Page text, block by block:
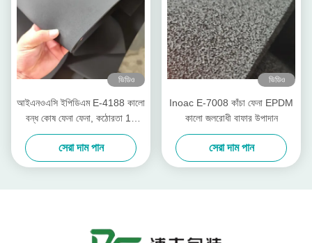
ভিডিও
আইএনওএসি ইপিডিএম E-4188 কালো
বন্ধ কোষ ফেনা ফেনা, কঠোরতা 10
Asker-c
সেরা দাম পান
ভিডিও
Inoac E-7008 কাঁচা ফেনা EPDM
কালো জলরোধী বাফার উপাদান
সেরা দাম পান